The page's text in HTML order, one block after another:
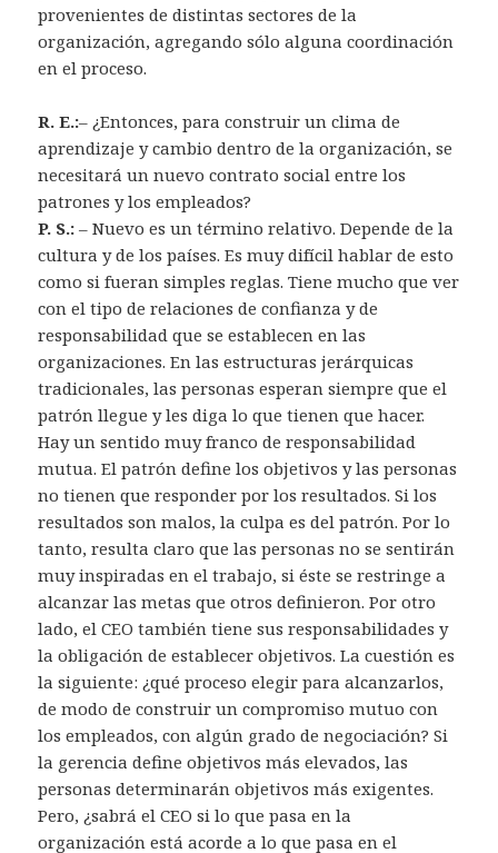
provenientes de distintas sectores de la
organización, agregando sólo alguna coordinación
en el proceso.
R. E.:– ¿Entonces, para construir un clima de
aprendizaje y cambio dentro de la organización, se
necesitará un nuevo contrato social entre los
patrones y los empleados?
P. S.: – Nuevo es un término relativo. Depende de la
cultura y de los países. Es muy difícil hablar de esto
como si fueran simples reglas. Tiene mucho que ver
con el tipo de relaciones de confianza y de
responsabilidad que se establecen en las
organizaciones. En las estructuras jerárquicas
tradicionales, las personas esperan siempre que el
patrón llegue y les diga lo que tienen que hacer.
Hay un sentido muy franco de responsabilidad
mutua. El patrón define los objetivos y las personas
no tienen que responder por los resultados. Si los
resultados son malos, la culpa es del patrón. Por lo
tanto, resulta claro que las personas no se sentirán
muy inspiradas en el trabajo, si éste se restringe a
alcanzar las metas que otros definieron. Por otro
lado, el CEO también tiene sus responsabilidades y
la obligación de establecer objetivos. La cuestión es
la siguiente: ¿qué proceso elegir para alcanzarlos,
de modo de construir un compromiso mutuo con
los empleados, con algún grado de negociación? Si
la gerencia define objetivos más elevados, las
personas determinarán objetivos más exigentes.
Pero, ¿sabrá el CEO si lo que pasa en la
organización está acorde a lo que pasa en el